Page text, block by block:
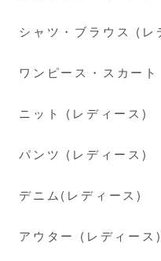
シャツ・ブラウス (レ
ワンピース・スカー
ニット (レディース)
パンツ (レディース)
デニム(レディース)
アウター (レディース)